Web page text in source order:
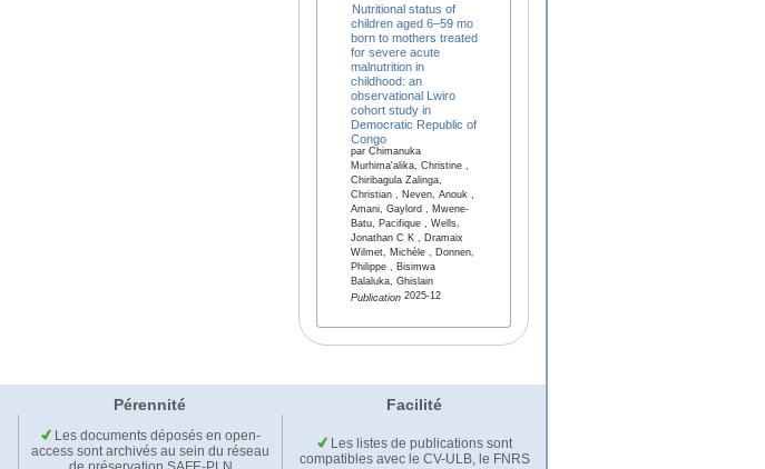
Nutritional status of
children aged 6–59 mo
born to mothers treated
for severe acute
malnutrition in
childhood: an
observational Lwiro
cohort study in
Democratic Republic of
Congo
par Chimanuka
Murhima'alika, Christine ,
Chiribagula Zalinga,
Christian , Neven, Anouk ,
Amani, Gaylord , Mwene-
Batu, Pacifique , Wells,
Jonathan C K , Dramaix
Wilmet, Michèle , Donnen,
Philippe , Bisimwa
Balaluka, Ghislain
Publication2025-12
Pérennité Facilité
Les documents déposés en open-
access sont archivés au sein du réseau
Les listes de publications sont
compatibles avec le CV-ULB, le FNRS